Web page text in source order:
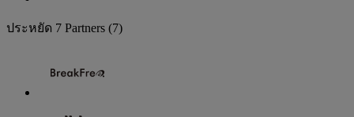
ประหยัด 7 Partners (7)